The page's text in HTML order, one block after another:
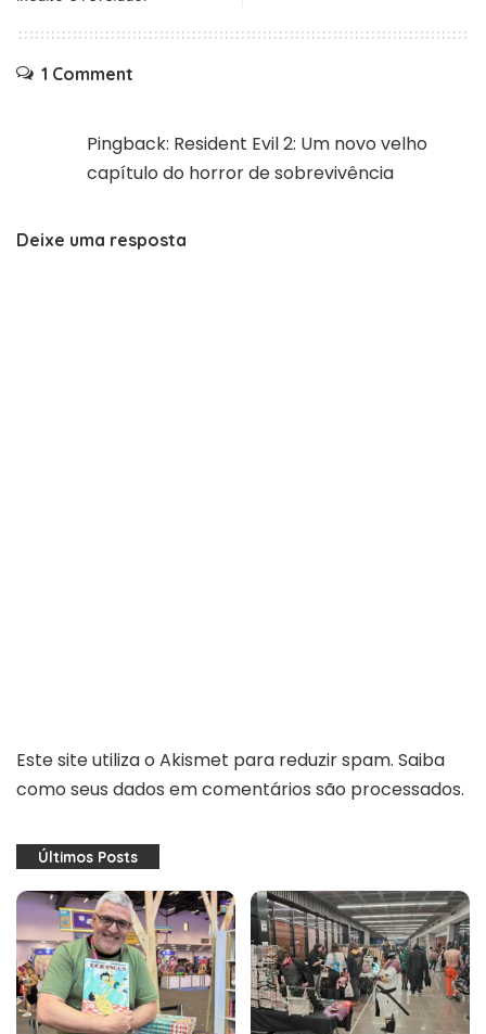
1 Comment
Pingback: Resident Evil 2: Um novo velho
capítulo do horror de sobrevivência
Deixe uma resposta
Este site utiliza o Akismet para reduzir spam. Saiba
como seus dados em comentários são processados.
Últimos Posts